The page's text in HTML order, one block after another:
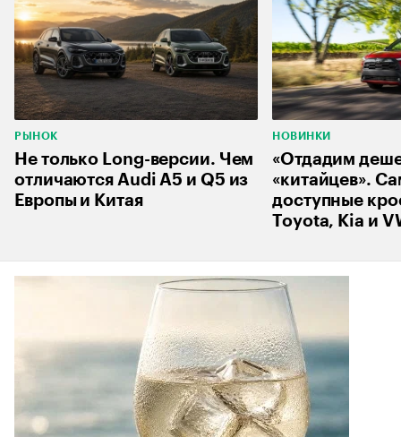
РЫНОК
Не только Long-версии. Чем
отличаются Audi A5 и Q5 из
Европы и Китая
НОВИНКИ
«Отдадим
«китайцев».
доступные
Toyota, Kia и